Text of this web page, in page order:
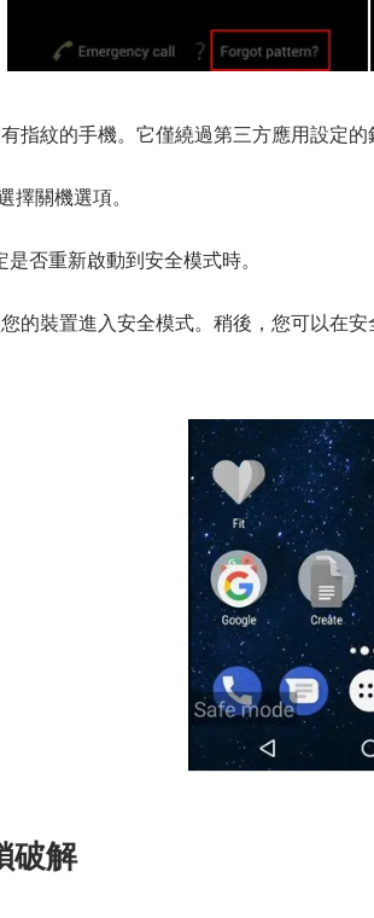
指紋的手機。它僅繞過第三方應用設定的
擇關機選項。
否重新啟動到安全模式時。
的裝置進入安全模式。稍後，您可以在
破解